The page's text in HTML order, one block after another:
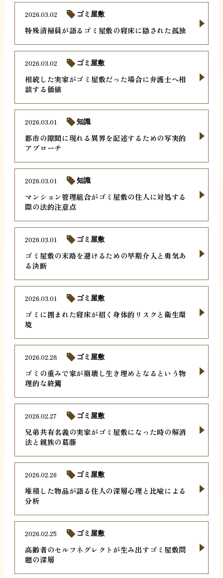
特殊清掃員が語るゴミ屋敷の寝床に隠された孤独
2026.03.02 ゴミ屋敷
相続した実家がゴミ屋敷だった場合に弁護士へ相
談する価値
2026.03.02 ゴミ屋敷
都市の隙間に現れる異界を記述するための写実的
アプローチ
2026.03.01 知識
マンション管理組合がゴミ屋敷の住人に対処する
際の法的注意点
2026.03.01 知識
ゴミ屋敷の末路を避けるための早期介入と勇気あ
る決断
2026.03.01 ゴミ屋敷
ゴミに囲まれた寝床が招く身体的リスクと衛生環
境
2026.03.01 ゴミ屋敷
ゴミの重みで家が崩壊し生き埋めとなるという物
理的な終焉
2026.02.28 ゴミ屋敷
兄弟共有名義の実家がゴミ屋敷になった時の解消
法と親族の葛藤
2026.02.27 ゴミ屋敷
堆積した物品が語る住人の深層心理と比喩による
分析
2026.02.26 ゴミ屋敷
高齢者のセルフネグレクトが生み出すゴミ屋敷問
題の深層
2026.02.25 ゴミ屋敷